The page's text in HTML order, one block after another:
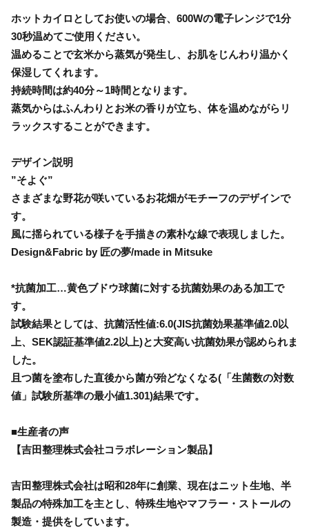
ホットカイロとしてお使いの場合、600Wの電子レンジで1分
30秒温めてご使用ください。
温めることで玄米から蒸気が発生し、お肌をじんわり温かく
保湿してくれます。
持続時間は約40分～1時間となります。
蒸気からはふんわりとお米の香りが立ち、体を温めながらリ
ラックスすることができます。
デザイン説明
”そよぐ”
さまざまな野花が咲いているお花畑がモチーフのデザインで
す。
風に揺られている様子を手描きの素朴な線で表現しました。
Design&Fabric by 匠の夢/made in Mitsuke
*抗菌加工…黄色ブドウ球菌に対する抗菌効果のある加工で
す。
試験結果としては、抗菌活性値:6.0(JIS抗菌効果基準値2.0以
上、SEK認証基準値2.2以上)と大変高い抗菌効果が認められま
した。
且つ菌を塗布した直後から菌が殆どなくなる(「生菌数の対数
値」試験所基準の最小値1.301)結果です。
■生産者の声
【吉田整理株式会社コラボレーション製品】
吉田整理株式会社は昭和28年に創業、現在はニット生地、半
製品の特殊加工を主とし、特殊生地やマフラー・ストールの
製造・提供をしています。